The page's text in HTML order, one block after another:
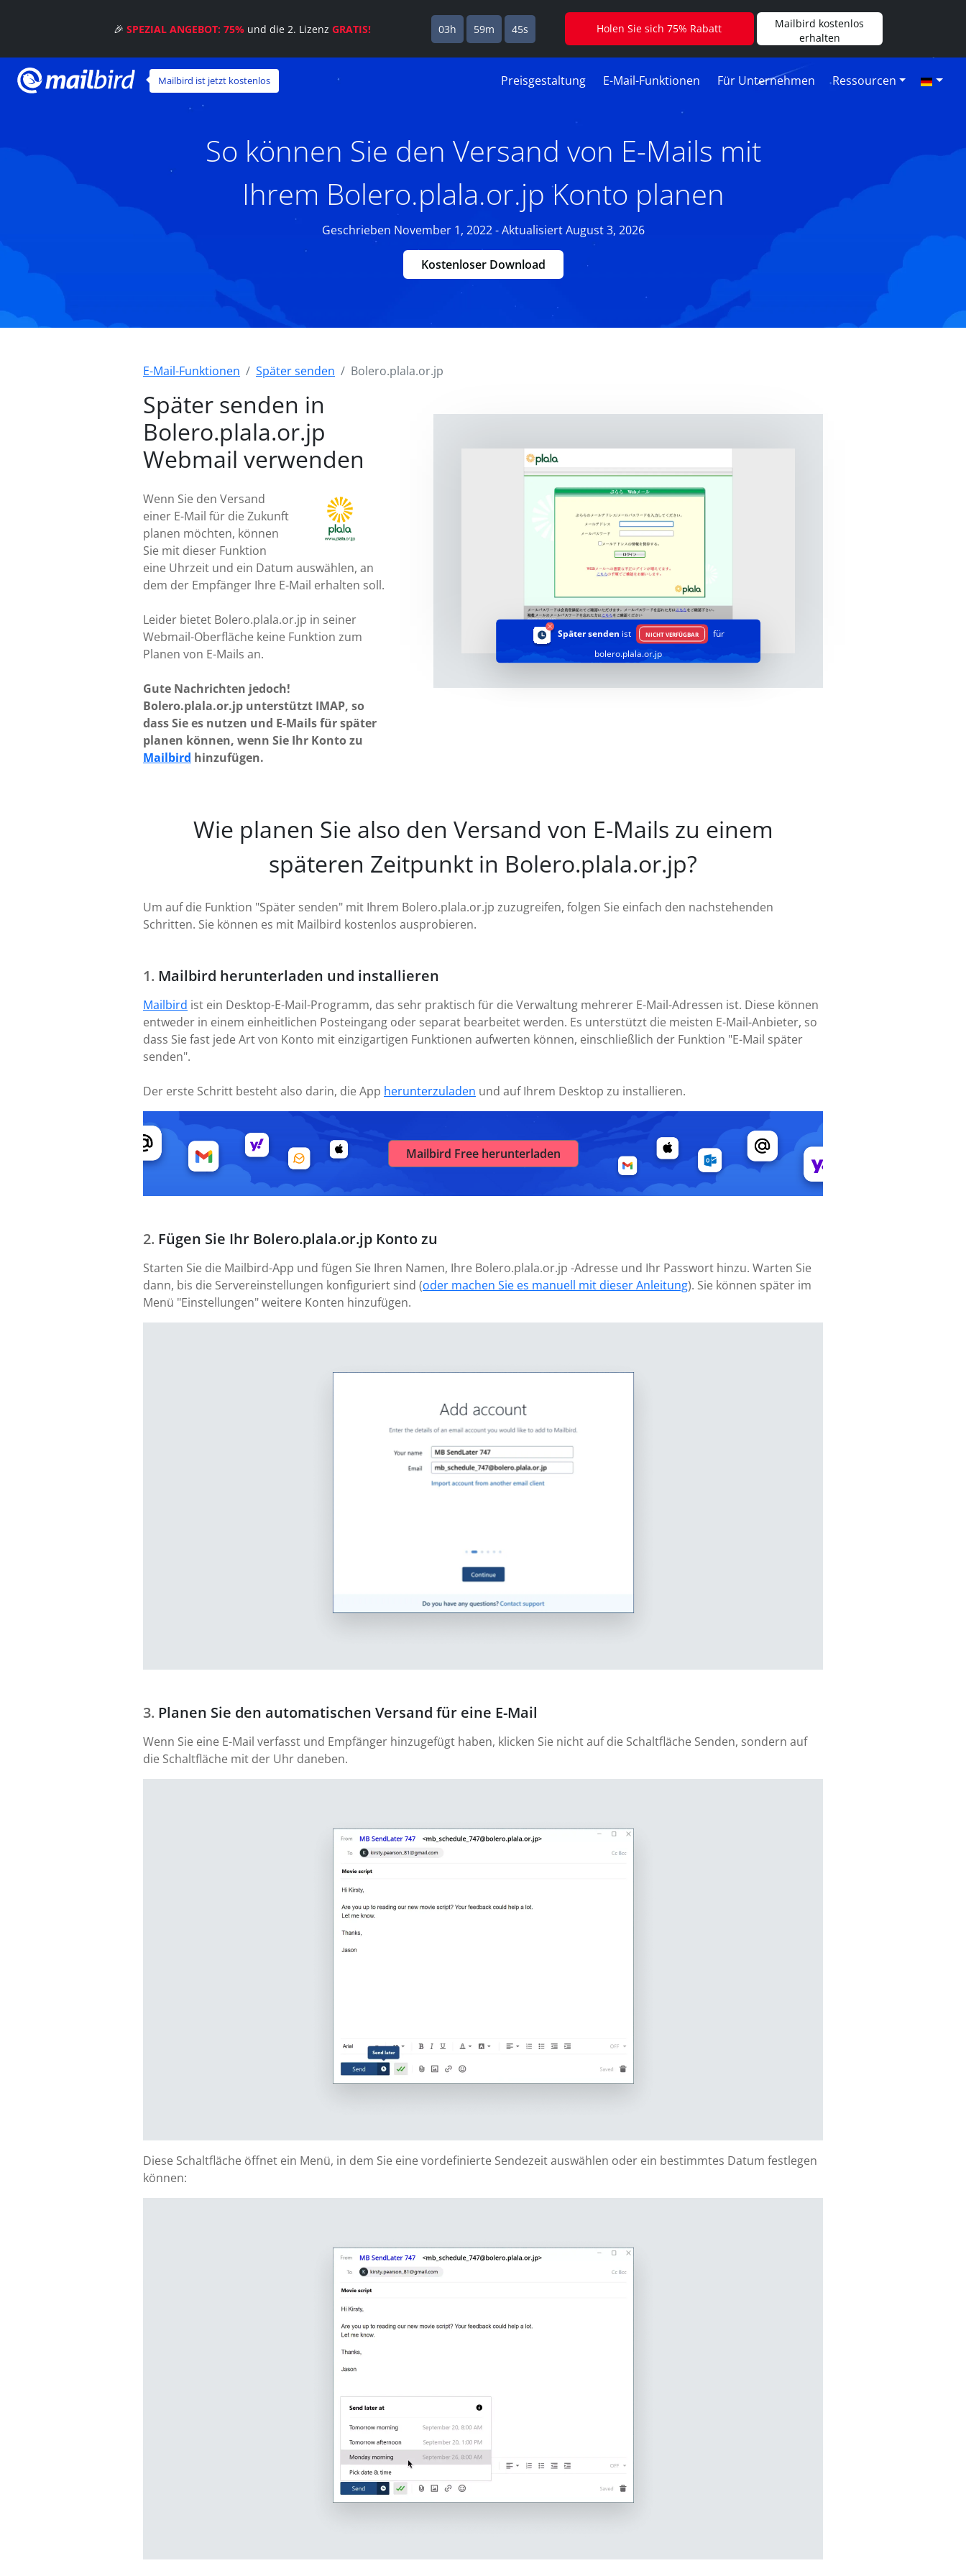
Mailbird ist jetzt kostenlos Preisgestaltung E-Mail-Funktionen Für Unternehmen Ressourcen
So können Sie den Versand von E-Mails mit
Ihrem Bolero.plala.or.jp Konto planen
Geschrieben November 1, 2022 - Aktualisiert August 3, 2026
Kostenloser Download
E-Mail-Funktionen Später senden Bolero.plala.or.jp
Später senden in
Bolero.plala.or.jp
Webmail verwenden
Wenn Sie den Versand
einer E-Mail für die Zukunft
planen möchten, können
Sie mit dieser Funktion
eine Uhrzeit und ein Datum auswählen, an
dem der Empfänger Ihre E-Mail erhalten soll.
Leider bietet Bolero.plala.or.jp in seiner
Webmail-Oberfläche keine Funktion zum
Planen von E-Mails an.
Gute Nachrichten jedoch!
Bolero.plala.or.jp unterstützt IMAP, so
dass Sie es nutzen und E-Mails für später
planen können, wenn Sie Ihr Konto zu
Mailbird hinzufügen.
Später senden ist NICHT VERFÜGBAR
für
bolero.plala.or.jp
Wie planen Sie also den Versand von E-Mails zu einem
späteren Zeitpunkt in Bolero.plala.or.jp?
Um auf die Funktion "Später senden" mit Ihrem Bolero.plala.or.jp zuzugreifen, folgen Sie einfach den nachstehenden
Schritten. Sie können es mit Mailbird kostenlos ausprobieren.
Mailbird herunterladen und installieren
Mailbird ist ein Desktop-E-Mail-Programm, das sehr praktisch für die Verwaltung mehrerer E-Mail-Adressen ist. Diese können
entweder in einem einheitlichen Posteingang oder separat bearbeitet werden. Es unterstützt die meisten E-Mail-Anbieter, so
dass Sie fast jede Art von Konto mit einzigartigen Funktionen aufwerten können, einschließlich der Funktion "E-Mail später
senden".
Der erste Schritt besteht also darin, die App herunterzuladen und auf Ihrem Desktop zu installieren.
Mailbird Free herunterladen
Fügen Sie Ihr Bolero.plala.or.jp Konto zu
Starten Sie die Mailbird-App und fügen Sie Ihren Namen, Ihre Bolero.plala.or.jp -Adresse und Ihr Passwort hinzu. Warten Sie
dann, bis die Servereinstellungen konfiguriert sind (oder machen Sie es manuell mit dieser Anleitung). Sie können später im
Menü "Einstellungen" weitere Konten hinzufügen.
Planen Sie den automatischen Versand für eine E-Mail
Wenn Sie eine E-Mail verfasst und Empfänger hinzugefügt haben, klicken Sie nicht auf die Schaltfläche Senden, sondern auf
die Schaltfläche mit der Uhr daneben.
Diese Schaltfläche öffnet ein Menü, in dem Sie eine vordefinierte Sendezeit auswählen oder ein bestimmtes Datum festlegen
können:
🎉SPEZIAL ANGEBOT: 75% und die 2. LizenzGRATIS! 03h 59m 44s Holen Sie sich 75% Rabatt
Mailbird kostenlos
erhalten